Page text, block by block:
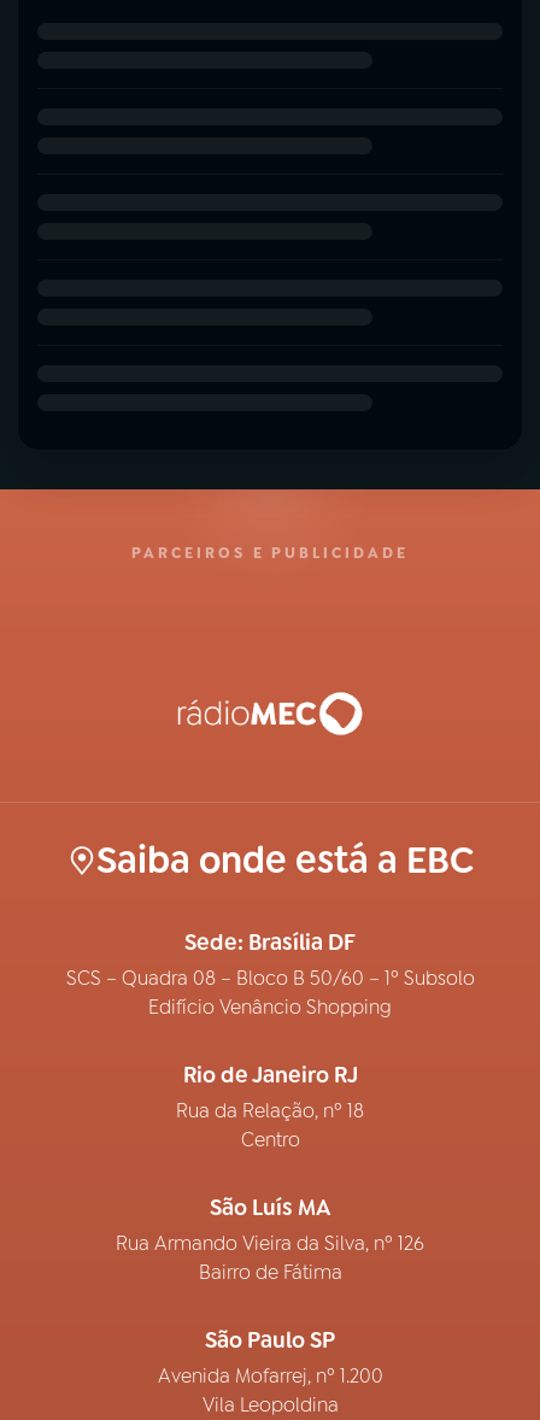
PARCEIROS E PUBLICIDADE
Saiba onde está a EBC
Sede: Brasília DF
SCS – Quadra 08 – Bloco B 50/60 – 1º Subsolo
Edifício Venâncio Shopping
Rio de Janeiro RJ
Rua da Relação, nº 18
Centro
São Luís MA
Rua Armando Vieira da Silva, nº 126
Bairro de Fátima
São Paulo SP
Avenida Mofarrej, nº 1.200
Vila Leopoldina